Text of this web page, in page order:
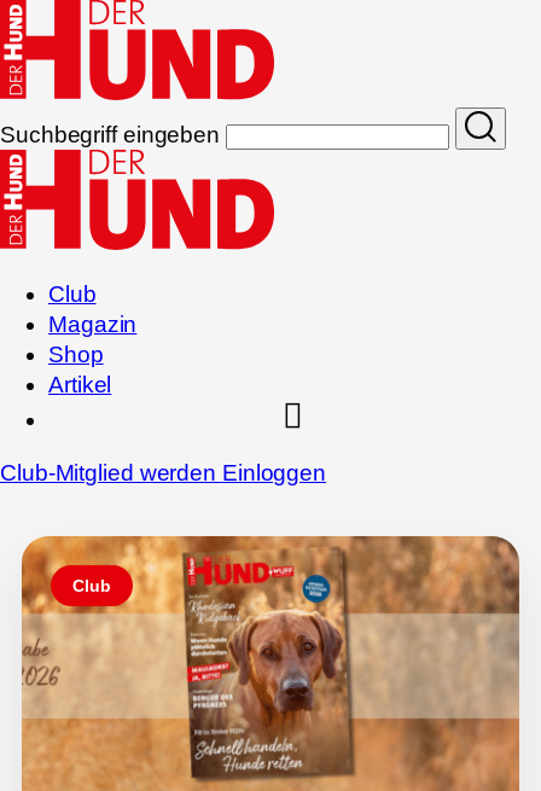
Suchbegriff eingeben
Club
Magazin
Shop
Artikel
Club-Mitglied werden Einloggen
Club